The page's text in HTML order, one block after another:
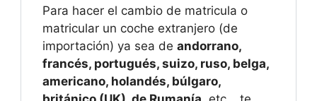
Para hacer el cambio de matricula o
matricular un coche extranjero (de
importación) ya sea de andorrano,
francés, portugués, suizo, ruso, belga,
americano, holandés, búlgaro,